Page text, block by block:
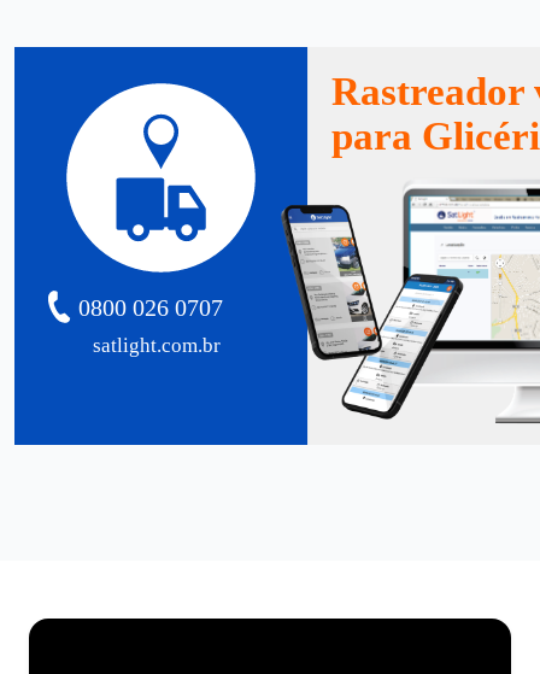
satlight.com.br
0800 026 0707
Rastreador
para